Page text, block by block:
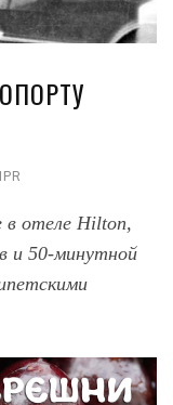
в отеле Hilton,
и 50-минутной